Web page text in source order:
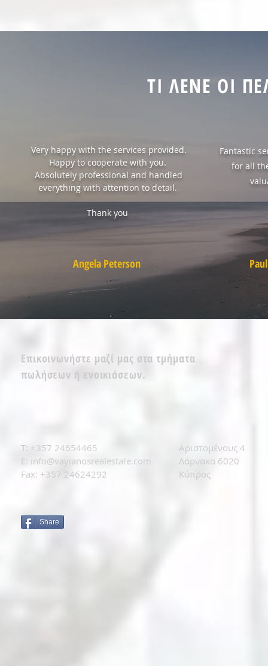
ΤΙ ΛΕΝΕ ΟΙ
Very happy with the services provided.
Happy to cooperate with you.
Absolutely professional and handled
everything with attention to detail.
Thank you
Fantastic
for all
Angela Peterson
Επικοινωνήστε μαζί μας στα τμήματα
πωλήσεων ή ενοικιάσεων.
T: +357 24654465
E: info@vayianosrealestate.com
Fax: +357 24624292
Αριστομένους 4
Λάρνακα 6020
Κύπρος
Share